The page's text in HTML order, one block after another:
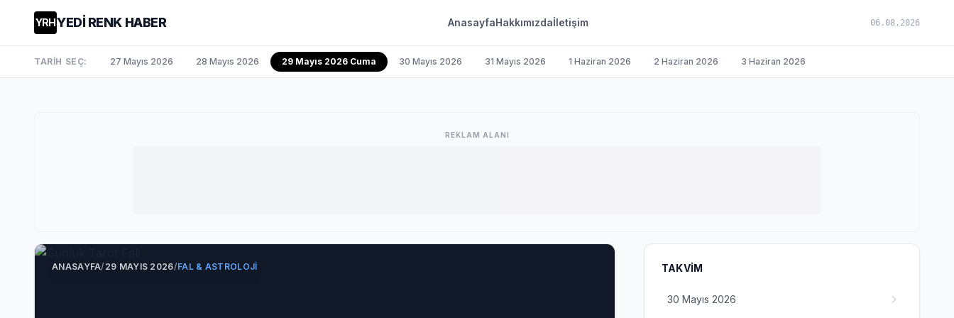
YRHYEDİ RENK HABER AnasayfaHakkımızdaİletişim 06.08.2026
TARİH SEÇ: 27 Mayıs 2026 28 Mayıs 2026 29 Mayıs 2026 Cuma 30 Mayıs 2026 31 Mayıs 2026 1 Haziran 2026 2 Haziran 2026 3 Haziran 2026
REKLAM ALANI
ANASAYFA/29 MAYIS 2026/FAL & ASTROLOJI TAKVIM
30 Mayıs 2026